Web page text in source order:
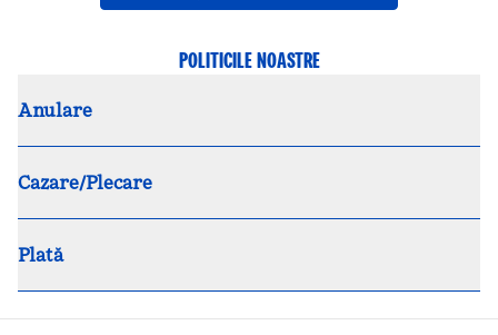
POLITICILE NOASTRE
Anulare
Cazare/Plecare
Plată